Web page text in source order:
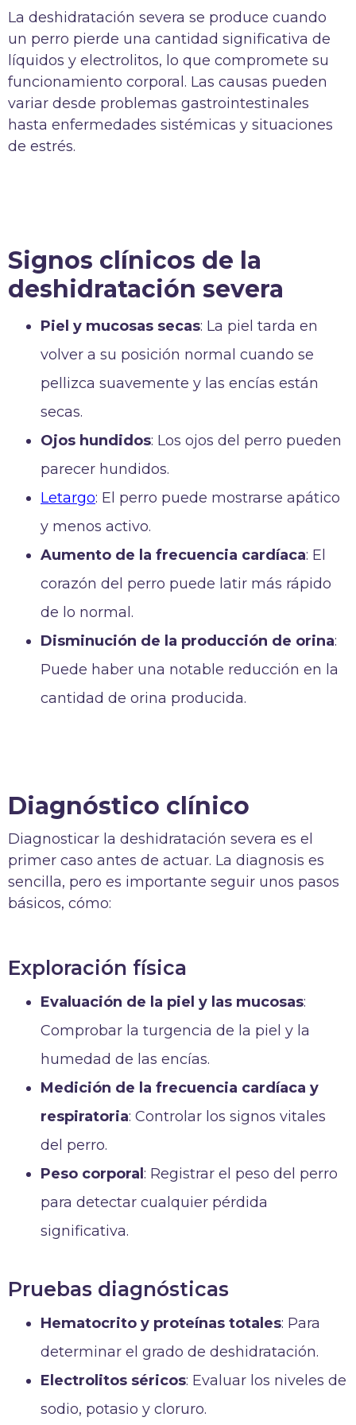
La deshidratación severa se produce cuando
un perro pierde una cantidad significativa de
líquidos y electrolitos, lo que compromete su
funcionamiento corporal. Las causas pueden
variar desde problemas gastrointestinales
hasta enfermedades sistémicas y situaciones
de estrés.
Signos clínicos de la
deshidratación severa
Piel y mucosas secas: La piel tarda en
volver a su posición normal cuando se
pellizca suavemente y las encías están
secas.
Ojos hundidos: Los ojos del perro pueden
parecer hundidos.
Letargo: El perro puede mostrarse apático
y menos activo.
Aumento de la frecuencia cardíaca: El
corazón del perro puede latir más rápido
de lo normal.
Disminución de la producción de orina:
Puede haber una notable reducción en la
cantidad de orina producida.
Diagnóstico clínico
Diagnosticar la deshidratación severa es el
primer caso antes de actuar. La diagnosis es
sencilla, pero es importante seguir unos pasos
básicos, cómo:
Exploración física
Evaluación de la piel y las mucosas:
Comprobar la turgencia de la piel y la
humedad de las encías.
Medición de la frecuencia cardíaca y
respiratoria: Controlar los signos vitales
del perro.
Peso corporal: Registrar el peso del perro
para detectar cualquier pérdida
significativa.
Pruebas diagnósticas
Hematocrito y proteínas totales: Para
determinar el grado de deshidratación.
Electrolitos séricos: Evaluar los niveles de
sodio, potasio y cloruro.